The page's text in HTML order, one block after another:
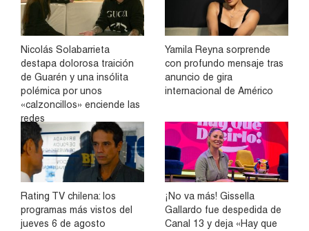
Nicolás Solabarrieta
destapa dolorosa traición
de Guarén y una insólita
polémica por unos
«calzoncillos» enciende las
redes
Yamila Reyna sorprende
con profundo mensaje tras
anuncio de gira
internacional de Américo
Rating TV chilena: los
programas más vistos del
jueves 6 de agosto
¡No va más! Gissella
Gallardo fue despedida de
Canal 13 y deja «Hay que